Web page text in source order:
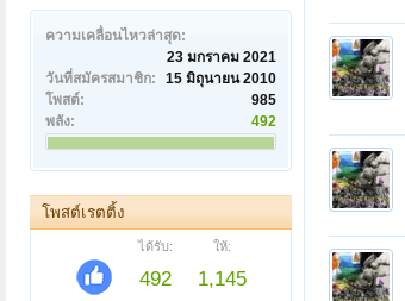
ความเคลื่อนไหวล่าสุด:
23 มกราคม 2021
วันที่สมัครสมาชิก:
15 มิถุนายน 2010
โพสต์:
985
พลัง:
492
โพสต์เรตติ้ง
ได้รับ: ให้:
492
1,145